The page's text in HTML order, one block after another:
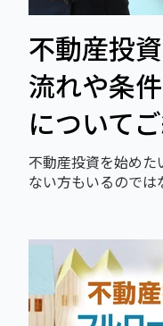
不動産投
流れや条
について
不動産投資を始め
ない方もいるのでは